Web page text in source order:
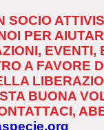
SOCIO
PER
EVENTI,
A FAVORE
BUONA